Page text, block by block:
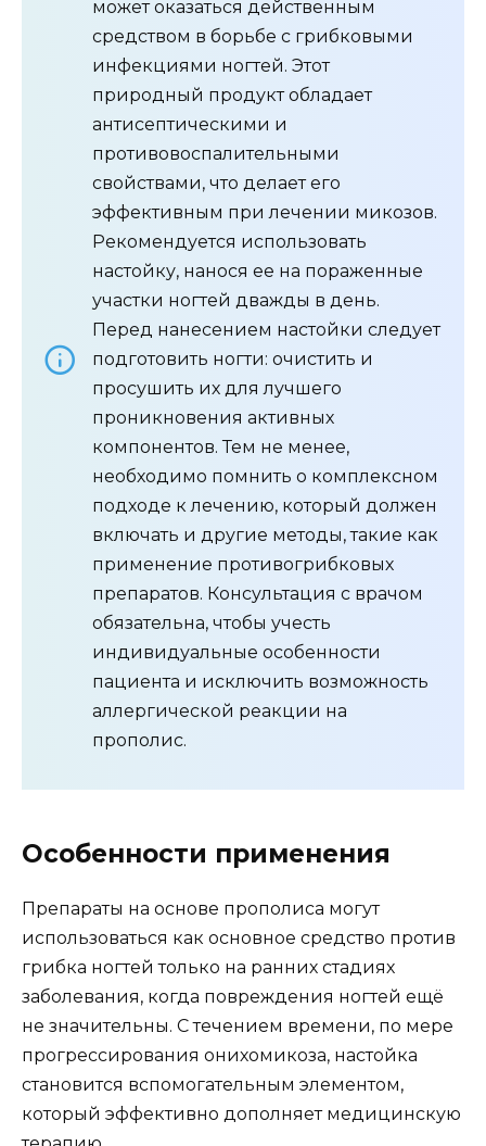
может оказаться действенным
средством в борьбе с грибковыми
инфекциями ногтей. Этот
природный продукт обладает
антисептическими и
противовоспалительными
свойствами, что делает его
эффективным при лечении микозов.
Рекомендуется использовать
настойку, нанося ее на пораженные
участки ногтей дважды в день.
Перед нанесением настойки следует
подготовить ногти: очистить и
просушить их для лучшего
проникновения активных
компонентов. Тем не менее,
необходимо помнить о комплексном
подходе к лечению, который должен
включать и другие методы, такие как
применение противогрибковых
препаратов. Консультация с врачом
обязательна, чтобы учесть
индивидуальные особенности
пациента и исключить возможность
аллергической реакции на
прополис.
Особенности применения
Препараты на основе прополиса могут
использоваться как основное средство против
грибка ногтей только на ранних стадиях
заболевания, когда повреждения ногтей ещё
не значительны. С течением времени, по мере
прогрессирования онихомикоза, настойка
становится вспомогательным элементом,
который эффективно дополняет медицинскую